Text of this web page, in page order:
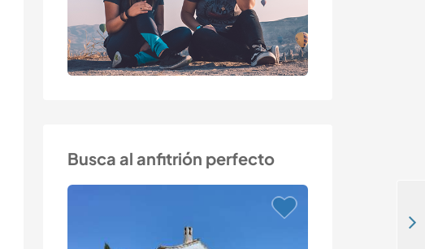
Busca al anfitrión perfecto